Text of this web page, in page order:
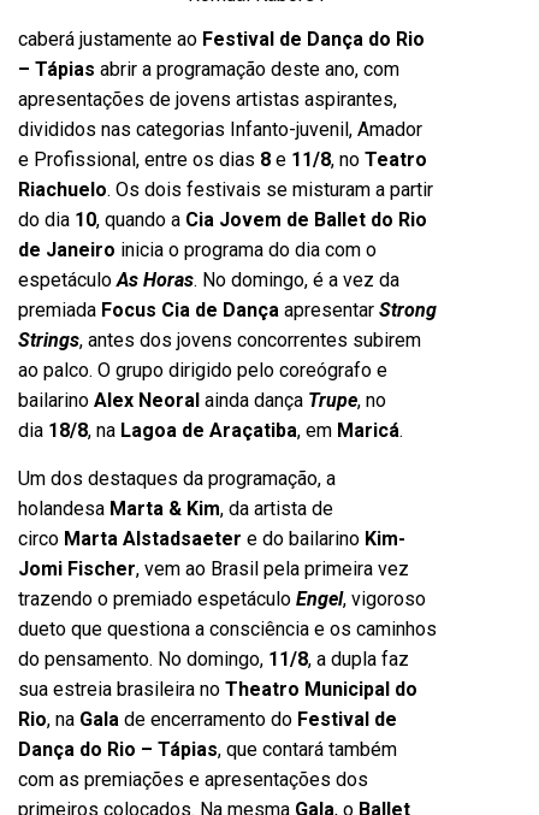
caberá justamente ao Festival de Dança do Rio
– Tápias abrir a programação deste ano, com
apresentações de jovens artistas aspirantes,
divididos nas categorias Infanto-juvenil, Amador
e Profissional, entre os dias 8 e 11/8, no Teatro
Riachuelo. Os dois festivais se misturam a partir
do dia 10, quando a Cia Jovem de Ballet do Rio
de Janeiro inicia o programa do dia com o
espetáculoAs Horas. No domingo, é a vez da
premiada Focus Cia de Dança apresentar Strong
Strings, antes dos jovens concorrentes subirem
ao palco. O grupo dirigido pelo coreógrafo e
bailarino Alex Neoral ainda dança Trupe, no
dia 18/8, na Lagoa de Araçatiba, em Maricá.
Um dos destaques da programação, a
holandesa Marta & Kim, da artista de
circo Marta Alstadsaeter e do bailarino Kim-
Jomi Fischer, vem ao Brasil pela primeira vez
trazendo o premiado espetáculo Engel, vigoroso
dueto que questiona a consciência e os caminhos
do pensamento. No domingo, 11/8, a dupla faz
sua estreia brasileira no Theatro Municipal do
Rio, na Gala de encerramento do Festival de
Dança do Rio – Tápias, que contará também
com as premiações e apresentações dos
primeiros colocados. Na mesma Gala, o Ballet